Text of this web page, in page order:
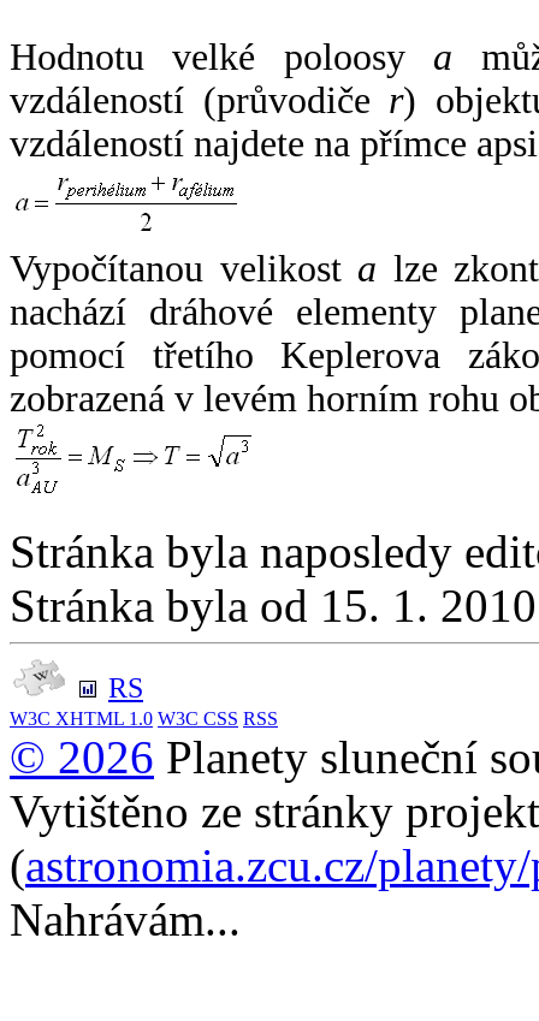
Hodnotu velké poloosy a
vzdáleností (průvodiče r)
vzdáleností najdete na přímce
Vypočítanou velikost a lze
nachází dráhové elementy
pomocí třetího Keplerova
zobrazená v levém horním rohu
Stránka byla naposledy
Stránka byla od 15. 1.
RS
W3C XHTML 1.0 W3C CSS RSS
© 2026 Planety sluneční
Vytištěno ze stránky
(astronomia.zcu.cz/
Nahrávám...